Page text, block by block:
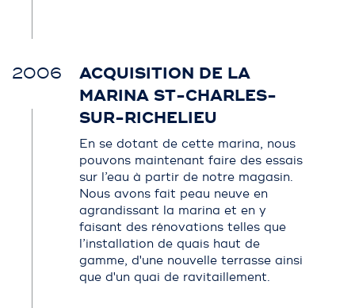
ACQUISITION DE LA
MARINA ST-CHARLES-
SUR-RICHELIEU
2006
En se dotant de cette marina, nous
pouvons maintenant faire des essais
sur l’eau à partir de notre magasin.
Nous avons fait peau neuve en
agrandissant la marina et en y
faisant des rénovations telles que
l’installation de quais haut de
gamme, d'une nouvelle terrasse ainsi
que d'un quai de ravitaillement.